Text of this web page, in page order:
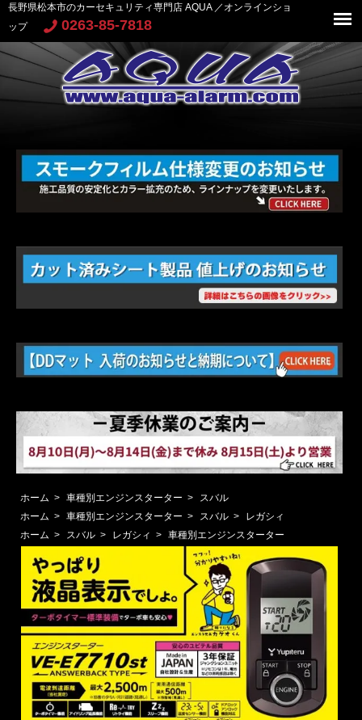
長野県松本市のカーセキュリティ専門店 AQUA ／オンラインショ
ップ
0263-85-7818
ホーム > 車種別エンジンスターター >
スバル
ホーム > 車種別エンジンスターター > スバル >
レガシィ
ホーム > スバル > レガシィ > 車種別エンジンスターター